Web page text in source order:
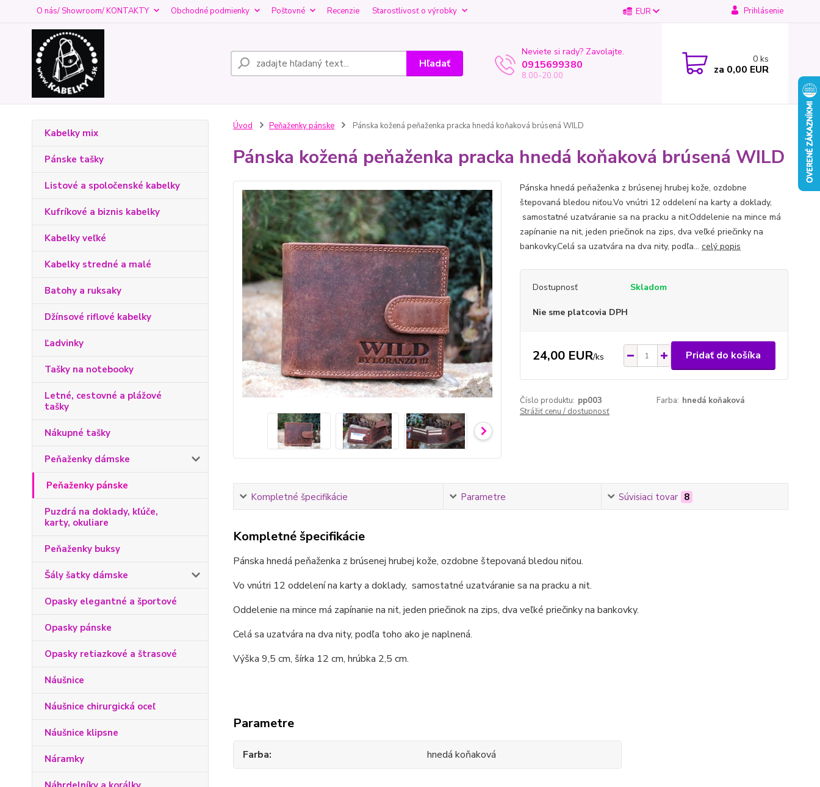
O nás/ Showroom/ KONTAKTY Obchodné podmienky Poštovné Recenzie Starostlivosť o výrobky EUR Prihlásenie
Hľadať
Neviete si rady? Zavolajte.
0915699380
8.00-20.00
0 ks
za 0,00 EUR
Kabelky mix
Pánske tašky
Listové a spoločenské kabelky
Kufríkové a biznis kabelky
Kabelky veľké
Kabelky stredné a malé
Batohy a ruksaky
Džínsové riflové kabelky
Ľadvinky
Tašky na notebooky
Letné, cestovné a plážové
tašky
Nákupné tašky
Peňaženky dámske
Peňaženky pánske
Puzdrá na doklady, kľúče,
karty, okuliare
Peňaženky buksy
Šály šatky dámske
Opasky elegantné a športové
Opasky pánske
Opasky retiazkové a štrasové
Náušnice
Náušnice chirurgická oceľ
Náušnice klipsne
Náramky
Úvod Peňaženky pánske Pánska kožená peňaženka pracka hnedá koňaková brúsená WILD
Pánska kožená peňaženka pracka hnedá koňaková brúsená WILD
Pánska hnedá peňaženka z brúsenej hrubej kože, ozdobne
štepovaná bledou niťou.Vo vnútri 12 oddelení na karty a doklady,
samostatné uzatváranie sa na pracku a nit.Oddelenie na mince má
zapínanie na nit, jeden priečinok na zips, dva veľké priečinky na
bankovky.Celá sa uzatvára na dva nity, podľa... celý popis
Dostupnosť Skladom
Nie sme platcovia DPH
24,00 EUR/ks Pridať do košíka
Číslo produktu: pp003 Farba: hnedá koňaková
Strážiť cenu / dostupnosť
Kompletné špecifikácie Parametre Súvisiaci tovar 8
Kompletné špecifikácie
Pánska hnedá peňaženka z brúsenej hrubej kože, ozdobne štepovaná bledou niťou.
Vo vnútri 12 oddelení na karty a doklady, samostatné uzatváranie sa na pracku a nit.
Oddelenie na mince má zapínanie na nit, jeden priečinok na zips, dva veľké priečinky na bankovky.
Celá sa uzatvára na dva nity, podľa toho ako je naplnená.
Výška 9,5 cm, šírka 12 cm, hrúbka 2,5 cm.
Parametre
Farba hnedá koňaková